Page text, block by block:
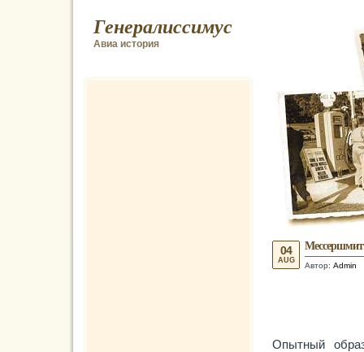
Генералиссимус
Авиа история
Автор: Admin
04
AUG
Опытный